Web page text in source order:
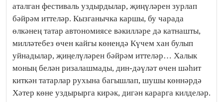
аталган фестиваль уздырдылар, җиңүләрен зурлап
бәйрәм иттеләр. Кызганычка каршы, бу чарада
өлкәнең татар автономиясе вәкилләре дә катнашты,
милләтебез өчен кайгы көнендә Күчем хан булып
уйнадылар, җиңелүләрен бәйрәм иттеләр… Халык
моның белән ризалашмады, дин-дәүләт өчен шәһит
киткән татарлар рухына багышлап, шушы көннәрдә
Хәтер көне уздырырга кирәк, дигән карарга килделәр.